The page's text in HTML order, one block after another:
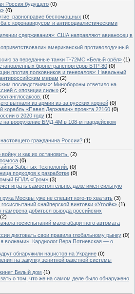
Россия будущего (0)
(0)
равноправие беспомощных (0)
с коронавирусом и антисоциалистическими
сдерживания»: США направляют авианосец в
американский противолодочный
за переданные танки T-72MC «Белый орёл» (1)
бронетранспортёров БТР-80 (0)
против полковников и генералов»: Навальный
мерам (2)
последствиям»: Минобороны ответило на
с «позиции силы» (2)
англосаксов. (0)
выгнали из армии из-за русских корней (0)
корабль «Павел Державин» проекта 22160 (0)
в 2020 году (1)
на вооружение БМД-4М в 108-м гвардейском
гражданина России? (1)
и как их остановить. (2)
(0)
Забытых Технологий. (0)
подходов к разработке (0)
БПЛА «Гром» (3)
играть самостоятельно, даже имея сильную
Москвы уже не спешит кого-то хватать (3)
снайперской винтовки «Уголёк» (1)
добиться вывода российских
(2)
госиспытаний малогабаритного автомата
диктовать свои правила глобальному рынку (0)
волнами». Кардиолог Вера Потиевская — о
обнаружили нацистов на Украине (0)
на закупку зенитной ракетной системы
Белый дом (1)
о том, что же на самом деле было обнаружено